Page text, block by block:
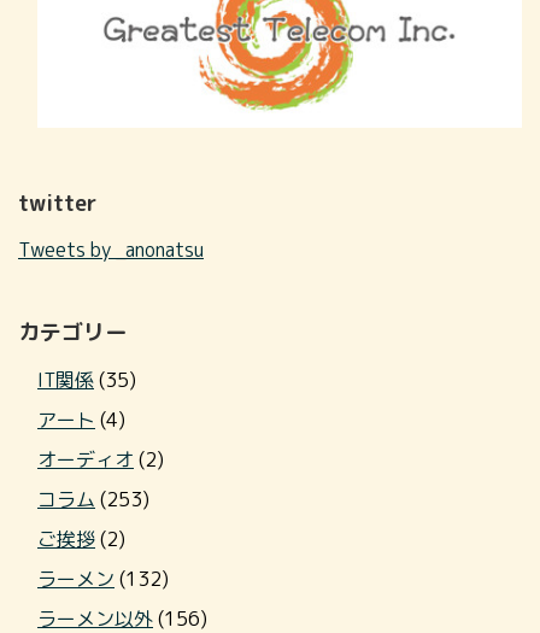
twitter
Tweets by _anonatsu
カテゴリー
IT関係(35)
アート (4)
オーディオ (2)
コラム (253)
ご挨拶(2)
ラーメン (132)
ラーメン以外(156)